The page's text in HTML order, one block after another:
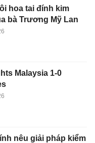
hoa tai đính kim
bà Trương Mỹ Lan
Malaysia 1-0
nêu giải pháp kiểm